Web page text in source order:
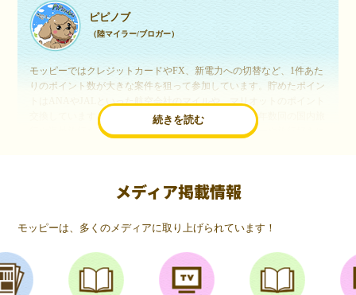
続きを読む
ピピノブ
（陸マイラー/ブロガー）
モッピーではクレジットカードやFX、新電力への切替など、1件あた
りのポイント数が大きな案件を狙って参加しています。貯めたポイン
交換しています。このようにすることで、ほぼ無料で年数回の国内旅
行や海外旅行を実現しています。モッピーは陸マイラーや旅行好きに
いつものネットショッピングが、モッピーでお得
（20代・女性）
友達に勧められてモッピーをはじめました。空いた時間にスマホで買
い物をすることが多いのですが、モッピーを経由するだけでショップ
のポイントとモッピーのポイントが二重で貯まることを知り、ビック
メディア掲載情報
モッピーは、多くのメディアに取り上げられています！